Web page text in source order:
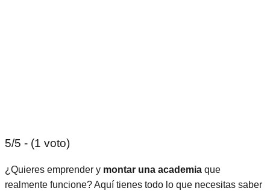
5/5 - (1 voto)
¿Quieres emprender y montar una academia que
realmente funcione? Aquí tienes todo lo que necesitas saber